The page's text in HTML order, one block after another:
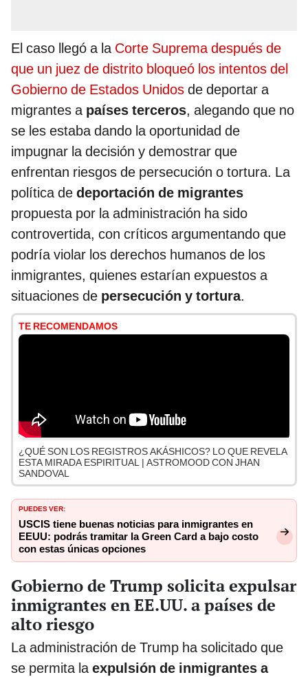
El caso llegó a la Corte Suprema después de
que un juez de distrito bloqueó los intentos del
Gobierno de Estados Unidos de deportar a
migrantes a países terceros, alegando que no
se les estaba dando la oportunidad de
impugnar la decisión y demostrar que
enfrentan riesgos de persecución o tortura. La
política de deportación de migrantes
propuesta por la administración ha sido
controvertida, con críticos argumentando que
podría violar los derechos humanos de los
inmigrantes, quienes estarían expuestos a
situaciones de persecución y tortura.
TE RECOMENDAMOS
¿QUÉ SON LOS REGISTROS AKÁSHICOS? LO QUE REVELA
ESTA MIRADA ESPIRITUAL | ASTROMOOD CON JHAN
SANDOVAL
PUEDES VER:
USCIS tiene buenas noticias para inmigrantes en
EEUU: podrás tramitar la Green Card a bajo costo
con estas únicas opciones
Gobierno de Trump solicita expulsar
inmigrantes en EE.UU. a países de
alto riesgo
La administración de Trump ha solicitado que
se permita laexpulsión de inmigrantes a